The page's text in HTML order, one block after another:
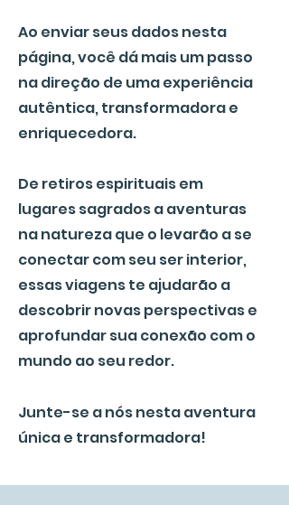
Ao enviar seus dados nesta
página, você dá mais um passo
na direção de uma experiência
autêntica, transformadora e
enriquecedora.
De retiros espirituais em
lugares sagrados a aventuras
na natureza que o levarão a se
conectar com seu ser interior,
essas viagens te ajudarão a
descobrir novas perspectivas e
aprofundar sua conexão com o
mundo ao seu redor.
Junte-se a nós nesta aventura
única e transformadora!